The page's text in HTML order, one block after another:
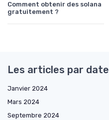
Comment obtenir des solana
gratuitement ?
Les articles par date
Janvier 2024
Mars 2024
Septembre 2024